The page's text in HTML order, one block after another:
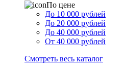
По цене
До 10 000 рублей
До 20 000 рублей
До 40 000 рублей
От 40 000 рублей
Смотреть весь каталог